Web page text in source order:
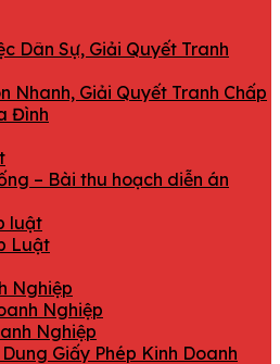
Dân Sự, Giải Quyết Tranh
Nhanh, Giải Quyết Tranh Chấp
Đình
– Bài thu hoạch diễn án
luật
Luật
Nghiệp
Nghiệp
Nghiệp
Giấy Phép Kinh Doanh